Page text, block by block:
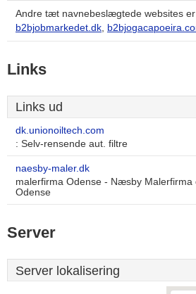
Andre tæt navnebeslægtede websites er
b2bjobmarkedet.dk,
Links
Links ud
dk.unionoiltech.com
: Selv-rensende aut. filtre
naesby-maler.dk
malerfirma Odense - Næsby Malerfirma
Odense
Server
Server lokalisering